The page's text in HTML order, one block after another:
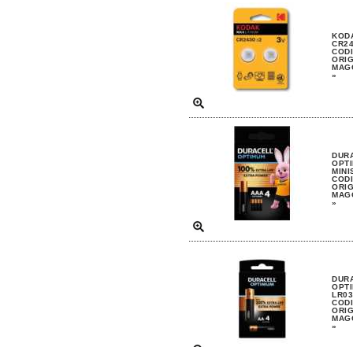
»
»
LR03
»